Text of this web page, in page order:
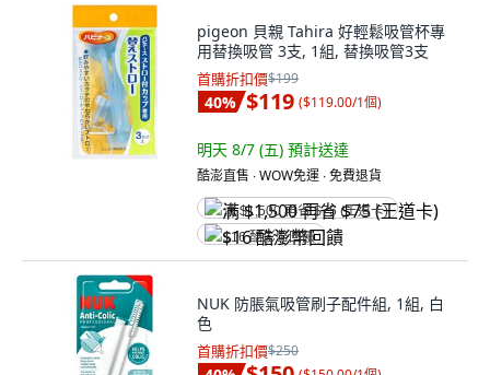
pigeon 貝親 Tahira 好輕鬆吸管杯專
用替換吸管 3支, 1組, 替換吸管3支
首購折扣價$199
40% $119 ($119.00/1個)
明天 8/7 (五) 預計送達
酷澎直售 ∙ WOW免運 ∙ 免費退貨
满 $1,500 再省 $75 (王道卡)
$16 酷澎幣回饋
NUK 防脹氣吸管刷子配件組, 1組, 白
色
首購折扣價$250